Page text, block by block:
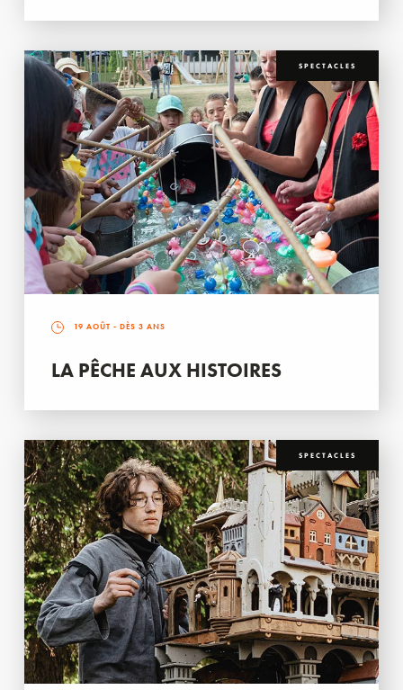
SPECTACLES
19 AOÛT - DÈS 3 ANS
LA PÊCHE AUX HISTOIRES
SPECTACLES